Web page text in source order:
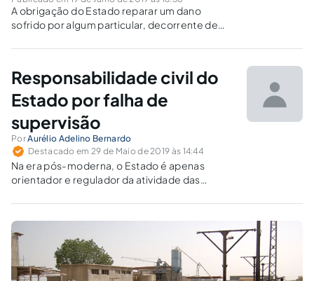
A obrigação do Estado reparar um dano
sofrido por algum particular, decorrente de
chamamos de responsabilidade civil do
código civil brasileiro.
Responsabilidade civil do
Estado por falha de
supervisão
PorAurélio Adelino Bernardo
Destacado em 29 de Maio de 2019 às 14:44
Na era pós-moderna, o Estado é apenas
orientador e regulador da atividade das
exercem atividades de gestão, podendo
incorrer em responsabilidade civil por falha de
supervisão, em caso de danos ao particular.